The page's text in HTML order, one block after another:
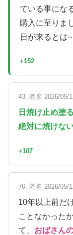
ている事にな
購入に至りま
日が来るとは
+152
43. 匿名 2026/05/
日焼け止め塗
絶対に焼けな
+107
76. 匿名 2026/05/
10年以上前だ
ことなかった
て、 おばさん